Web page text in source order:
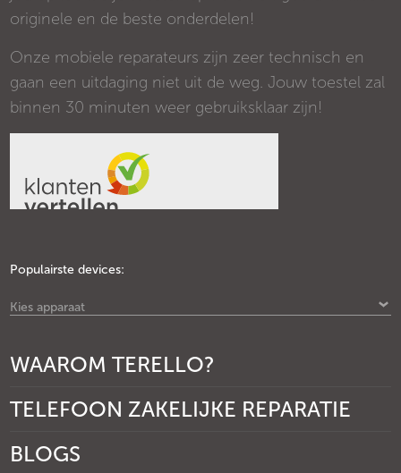
originele en de beste onderdelen!
Onze mobiele reparateurs zijn zeer technisch en
gaan een uitdaging niet uit de weg. Jouw toestel zal
binnen 30 minuten weer gebruiksklaar zijn!
Populairste devices:
Kies apparaat
WAAROM TERELLO?
TELEFOON ZAKELIJKE REPARATIE
BLOGS